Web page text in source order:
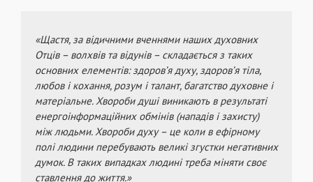
«Щастя, за відичними вченнями наших духовних
Отців – волхвів та відунів – складається з таких
основних елементів: здоров’я духу, здоров’я тіла,
любов і кохання, розум і талант, багатство духовне і
матеріальне. Хвороби душі виникають в результаті
енергоінформаційних обмінів (нападів і захисту)
між людьми. Хвороби духу – це коли в ефірному
полі людини перебувають великі згустки негативних
думок. В таких випадках людині треба міняти своє
ставлення до життя.»